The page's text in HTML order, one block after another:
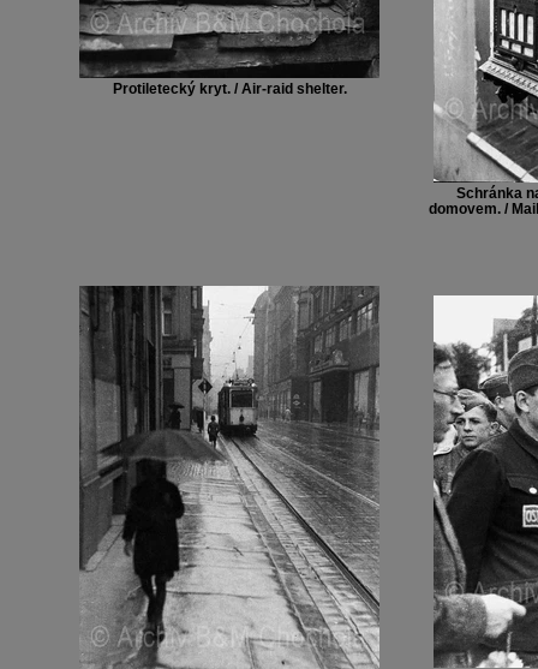
Protiletecký kryt. / Air-raid shelter.
Schránka
domovem. /